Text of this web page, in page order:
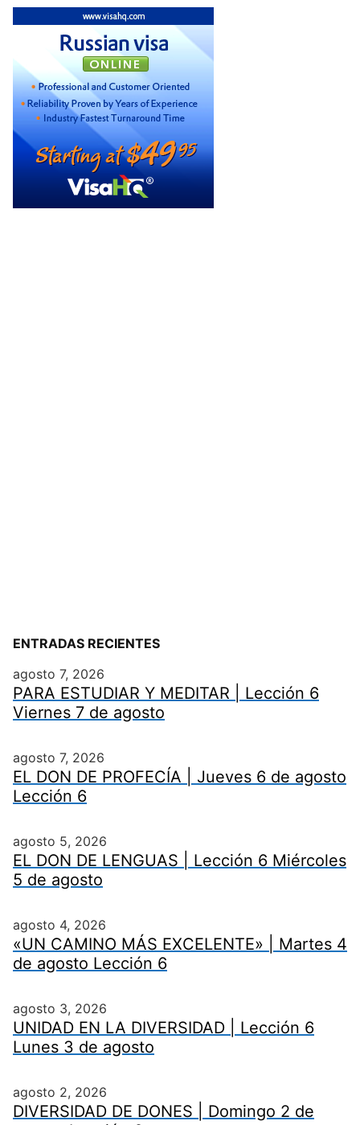
ENTRADAS RECIENTES
agosto 7, 2026
PARA ESTUDIAR Y MEDITAR | Lección 6
Viernes 7 de agosto
agosto 7, 2026
EL DON DE PROFECÍA | Jueves 6 de agosto
Lección 6
agosto 5, 2026
EL DON DE LENGUAS | Lección 6 Miércoles
5 de agosto
agosto 4, 2026
«UN CAMINO MÁS EXCELENTE» | Martes 4
de agosto Lección 6
agosto 3, 2026
UNIDAD EN LA DIVERSIDAD | Lección 6
Lunes 3 de agosto
agosto 2, 2026
DIVERSIDAD DE DONES | Domingo 2 de